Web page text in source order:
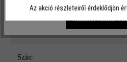
Szín:
Minden cookie
Az akció részleteiről érdeklődjön